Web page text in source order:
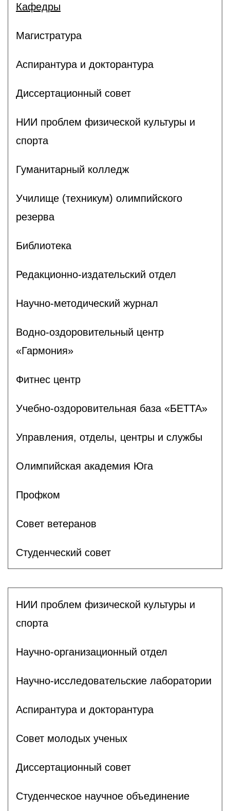
Кафедры
Магистратура
Аспирантура и докторантура
Диссертационный совет
НИИ проблем физической культуры и
спорта
Гуманитарный колледж
Училище (техникум) олимпийского
резерва
Библиотека
Редакционно-издательский отдел
Научно-методический журнал
Водно-оздоровительный центр
«Гармония»
Фитнес центр
Учебно-оздоровительная база «БЕТТА»
Управления, отделы, центры и службы
Олимпийская академия Юга
Профком
Совет ветеранов
Студенческий совет
НИИ проблем физической культуры и
спорта
Научно-организационный отдел
Научно-исследовательские лаборатории
Аспирантура и докторантура
Совет молодых ученых
Диссертационный совет
Студенческое научное объединение